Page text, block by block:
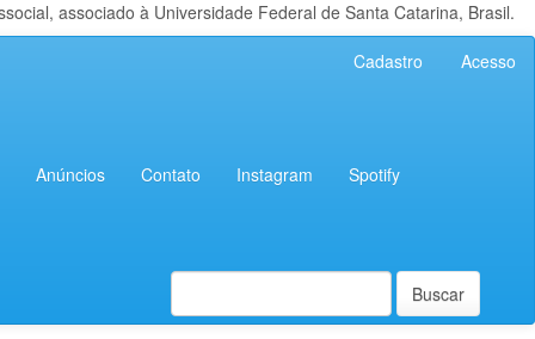
associado à Universidade Federal de Santa Catarina, Brasil.
Cadastro Acesso
Anúncios Contato Instagram Spotify
Buscar